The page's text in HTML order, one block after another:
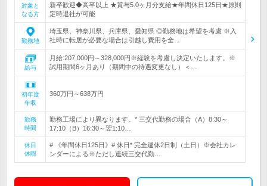
対象と
なる方
新卒歓迎◆高卒以上 ★賞与5.0ヶ月分支給★年間休日125日★原則
定時退社が可能
勤務地
埼玉県、神奈川県、兵庫県、愛知県 ◎勤務地は希望を考慮 ※入
社時に転居が必要な場合は引越し費用を全…
給与
月給:207,000円～328,000円※経験を考慮し決定いたします。※
試用期間6ヶ月あり（期間中の待遇変更なし）＜…
初年度
年収
360万円～638万円
勤務
時間
勤務工場により異なります。* 三交代勤務の場合（A）8:30～
17:10（B）16:30～翌1:10…
休日
休暇
# 《年間休日125日》# 休日* 完全週休2日制（土日）※会社カレ
ンダーによる※ただし連続三交代勤…